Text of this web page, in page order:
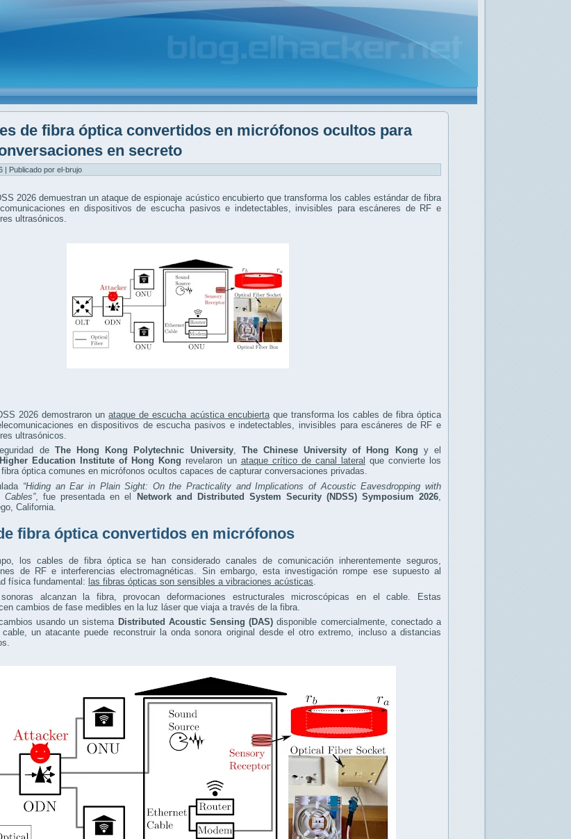
de fibra óptica convertidos en micrófonos ocultos para
en secreto
| Publicado por el-brujo
2026 demuestran un ataque de espionaje acústico encubierto que transforma los cables estándar de fibra
en dispositivos de escucha pasivos e indetectables, invisibles para escáneres de RF e
ultrasónicos.
2026 demostraron unataque de escucha acústica encubiertaque transforma los cables de fibra óptica
en dispositivos de escucha pasivos e indetectables, invisibles para escáneres de RF e
ultrasónicos.
de The Hong Kong Polytechnic University, The Chinese University of Hong Kong y el
Education Institute of Hong Kong revelaron un ataque crítico de canal lateral que convierte los
óptica comunes en micrófonos ocultos capaces de capturar conversaciones privadas.
“Hiding an Ear in Plain Sight: On the Practicality and Implications of Acoustic Eavesdropping with
, fue presentada en el Network and Distributed System Security (NDSS) Symposium 2026
California.
fibra óptica convertidos en micrófonos
los cables de fibra óptica se han considerado canales de comunicación inherentemente seguros,
de RF e interferencias electromagnéticas. Sin embargo, esta investigación rompe ese supuesto al
física fundamental: las fibras ópticas son sensibles a vibraciones acústicas.
alcanzan la fibra, provocan deformaciones estructurales microscópicas en el cable. Estas
cambios de fase medibles en la luz láser que viaja a través de la fibra.
usando un sistema Distributed Acoustic Sensing (DAS) disponible comercialmente, conectado a
un atacante puede reconstruir la onda sonora original desde el otro extremo, incluso a distancias